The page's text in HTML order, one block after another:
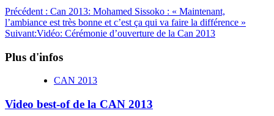
Précédent : Can 2013: Mohamed Sissoko : « Maintenant,
l’ambiance est très bonne et c’est ça qui va faire la différence »
Suivant:Vidéo: Cérémonie d’ouverture de la Can 2013
Plus d'infos
CAN 2013
Video best-of de la CAN 2013